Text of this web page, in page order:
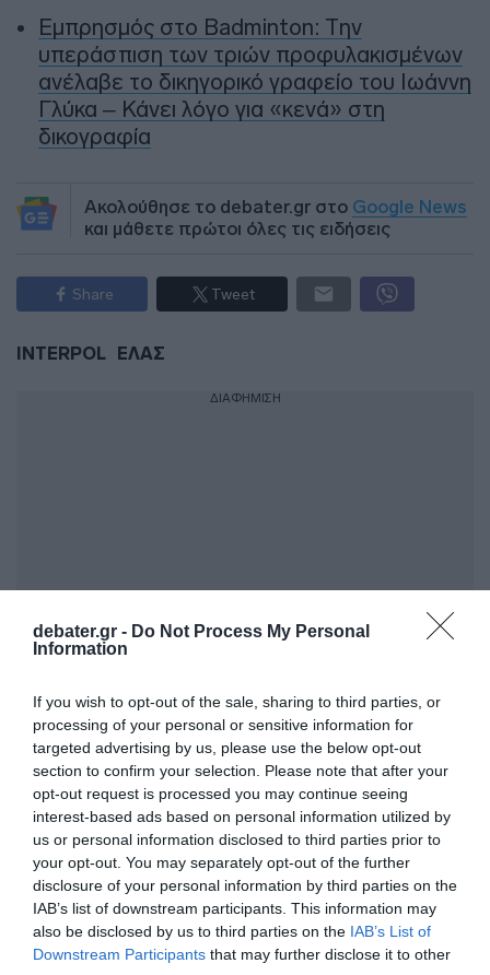
debater.gr - Do Not Process My Personal
Information
If you wish to opt-out of the sale, sharing to third parties, or
processing of your personal or sensitive information for
targeted advertising by us, please use the below opt-out
section to confirm your selection. Please note that after your
opt-out request is processed you may continue seeing
interest-based ads based on personal information utilized by
us or personal information disclosed to third parties prior to
your opt-out. You may separately opt-out of the further
disclosure of your personal information by third parties on the
IAB’s list of downstream participants. This information may
also be disclosed by us to third parties on the IAB’s List of
Downstream Participants that may further disclose it to other
Εμπρησμός στο Badminton: Την
υπεράσπιση των τριών προφυλακισμένων
ανέλαβε το δικηγορικό γραφείο του Ιωάννη
Γλύκα – Κάνει λόγο για «κενά» στη
δικογραφία
Ακολούθησε το debater.gr στο Google News
και μάθετε πρώτοι όλες τις ειδήσεις
Share Tweet
INTERPOL ΕΛΑΣ
ΔΙΑΦΗΜΙΣΗ
ΣΧΟΛΙΑ